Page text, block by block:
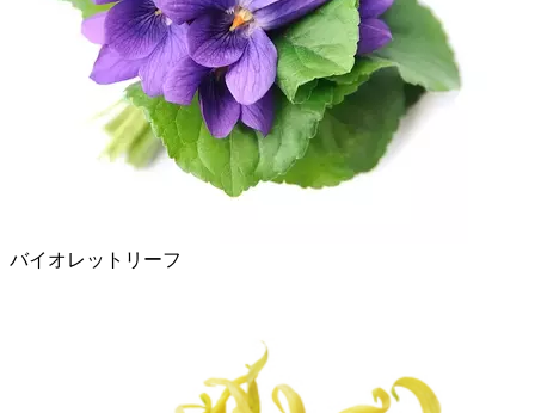
バイオレットリーフ